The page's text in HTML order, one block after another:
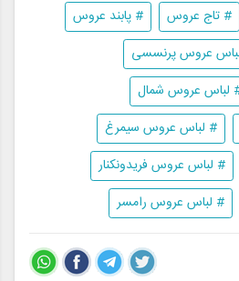
# تاج عروس
# پابند عروس
عروس پرنسسی
لباس عروس شمال
# لباس عروس سیمرغ
# لباس عروس فریدونکنار
# لباس عروس رامسر